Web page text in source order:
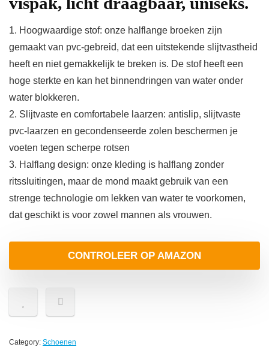
1. Hoogwaardige stof: onze halflange broeken zijn
gemaakt van pvc-gebreid, dat een uitstekende slijtvastheid
heeft en niet gemakkelijk te breken is. De stof heeft een
hoge sterkte en kan het binnendringen van water onder
water blokkeren.
2. Slijtvaste en comfortabele laarzen: antislip, slijtvaste
pvc-laarzen en gecondenseerde zolen beschermen je
voeten tegen scherpe rotsen
3. Halflang design: onze kleding is halflang zonder
ritssluitingen, maar de mond maakt gebruik van een
strenge technologie om lekken van water te voorkomen,
dat geschikt is voor zowel mannen als vrouwen.
CONTROLEER OP AMAZON
Category: Schoenen